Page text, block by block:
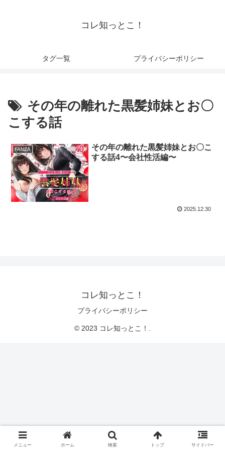
コレ知っとこ！
タグ一覧 プライバシーポリシー
その年の離れた黒髪姉妹とお〇
こする話
FANZA
その年の離れた黒髪姉妹とお〇こ
する話4〜会社性活編〜
2025.12.30
コレ知っとこ！
プライバシーポリシー
© 2023 コレ知っとこ！.
メニュー ホーム 検索 トップ サイドバー